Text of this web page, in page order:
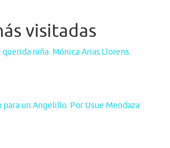
visitadas
niña. Mónica Arias Llorens
para un Angelillo. Por Usue Mendaza